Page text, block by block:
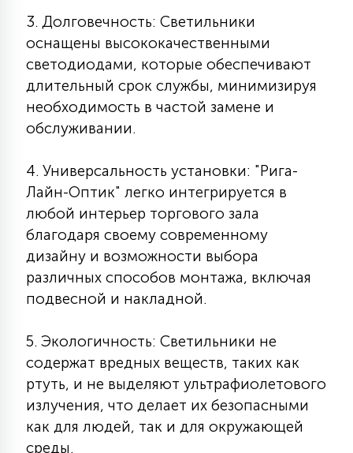
3. Долговечность: Светильники
оснащены высококачественными
светодиодами, которые обеспечивают
длительный срок службы, минимизируя
необходимость в частой замене и
обслуживании.
4. Универсальность установки: "Рига-
Лайн-Оптик" легко интегрируется в
любой интерьер торгового зала
благодаря своему современному
дизайну и возможности выбора
различных способов монтажа, включая
подвесной и накладной.
5. Экологичность: Светильники не
содержат вредных веществ, таких как
ртуть, и не выделяют ультрафиолетового
излучения, что делает их безопасными
как для людей, так и для окружающей
среды.